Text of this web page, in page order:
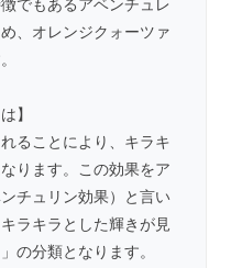
でもあるアベンチュレ
、オレンジクォーツァ
】
ることにより、キラキ
ります。この効果をア
チュリン効果）と言い
ラキラとした輝きが見
の分類となります。